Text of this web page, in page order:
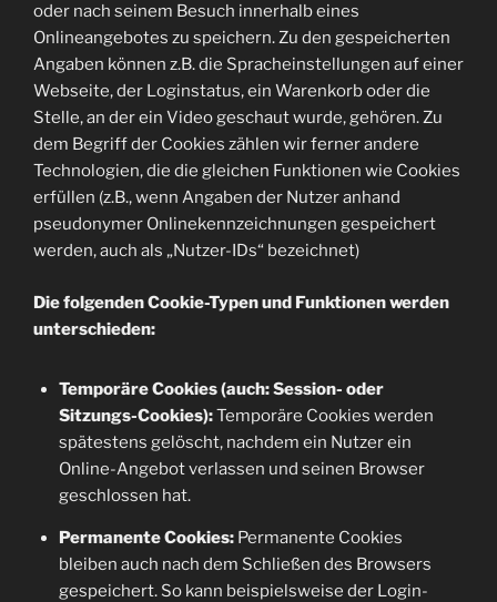
oder nach seinem Besuch innerhalb eines
Onlineangebotes zu speichern. Zu den gespeicherten
Angaben können z.B. die Spracheinstellungen auf einer
Webseite, der Loginstatus, ein Warenkorb oder die
Stelle, an der ein Video geschaut wurde, gehören. Zu
dem Begriff der Cookies zählen wir ferner andere
Technologien, die die gleichen Funktionen wie Cookies
erfüllen (z.B., wenn Angaben der Nutzer anhand
pseudonymer Onlinekennzeichnungen gespeichert
werden, auch als „Nutzer-IDs“ bezeichnet)
Die folgenden Cookie-Typen und Funktionen werden
unterschieden:
Temporäre Cookies (auch: Session- oder
Sitzungs-Cookies):Temporäre Cookies werden
spätestens gelöscht, nachdem ein Nutzer ein
Online-Angebot verlassen und seinen Browser
geschlossen hat.
Permanente Cookies:Permanente Cookies
bleiben auch nach dem Schließen des Browsers
gespeichert. So kann beispielsweise der Login-